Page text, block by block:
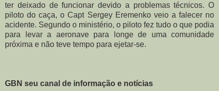
ter deixado de funcionar devido a problemas técnicos. O
piloto do caça, o Capt Sergey Eremenko veio a falecer no
acidente. Segundo o ministério, o piloto fez tudo o que podia
para levar a aeronave para longe de uma comunidade
próxima e não teve tempo para ejetar-se.
GBN seu canal de informação e notícias